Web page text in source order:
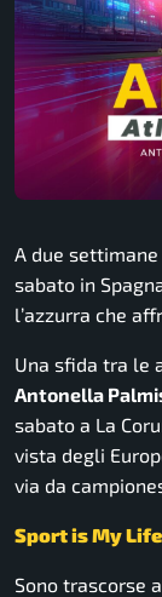
A due
sabato in
l’azzurra che
Una sfida tra le
Antonella
sabato a La
vista degli
via da
Sport is My
Sono trascorse